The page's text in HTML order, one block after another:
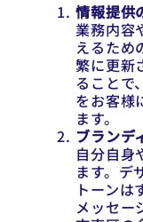
情報提供
業務内容
えるため
繁に更新
ることで
をお客様
ます。
ブランデ
自分自身
ます。デ
トーンは
メッセー